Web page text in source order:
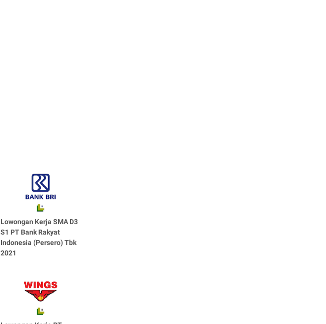
Lowongan Kerja SMA D3
S1 PT Bank Rakyat
Indonesia (Persero) Tbk
2021